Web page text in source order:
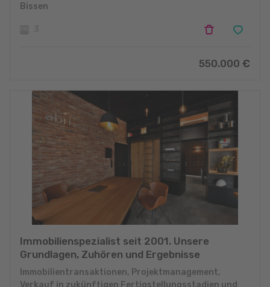
Bissen
550.000 €
Immobilienspezialist seit 2001. Unsere
Grundlagen, Zuhören und Ergebnisse
Immobilientransaktionen, Projektmanagement,
Verkauf in zukünftigen Fertigstellungsstadien und